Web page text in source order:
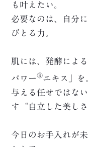
も叶えたい。
必要なのは、自分
びとる力。
肌には、発酵によ
パワー®エキス」を
与える任せではな
す“自立した美し
今日のお手入れが